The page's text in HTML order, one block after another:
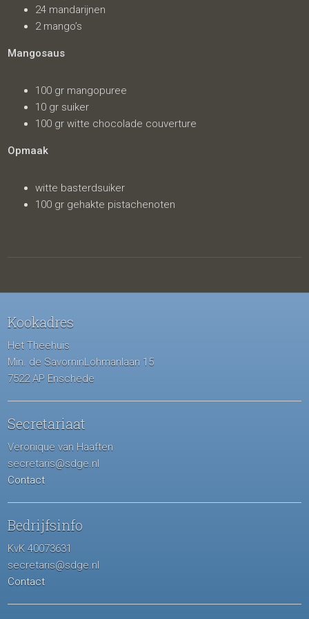
24 mandarijnen
2 mango’s
Mangosaus
100 gr mangopuree
10 gr suiker
100 gr witte chocolade couverture
Opmaak
witte basterdsuiker
100 gr gehakte pistachenoten
Kookadres
Het Theehuis
Min. de SavorninLohmanlaan 15
7522 AP Enschede
Secretariaat
Veronique van Haaften
secretaris@sdge.nl
Contact
Bedrijfsinfo
KvK 40073631
secretaris@sdge.nl
Contact